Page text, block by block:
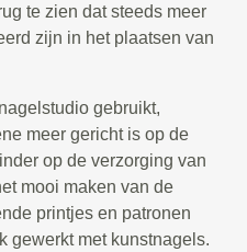
te zien dat steeds meer
zijn in het plaatsen van
gebruikt,
meer gericht is op de
op de verzorging van
mooi maken van de
printjes en patronen
gewerkt met kunstnagels.